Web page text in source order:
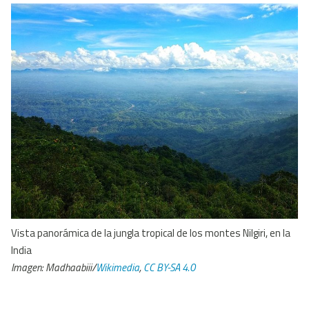
Vista panorámica de la jungla tropical de los montes Nilgiri, en la
India
Imagen: Madhaabiii/Wikimedia,CC BY-SA 4.0